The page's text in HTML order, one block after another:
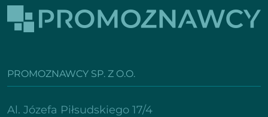
PROMOZNAWCY SP. Z O.O.
Al. Józefa Piłsudskiego 17/4